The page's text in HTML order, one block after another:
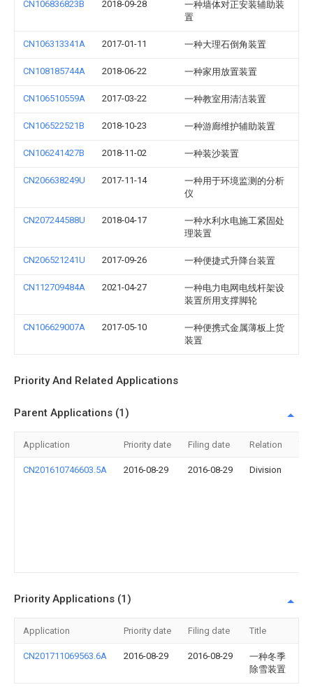
CN106836823B 2018-09-28
一种墙体对正安装辅助装
置
CN106313341A 2017-01-11 一种大理石倒角装置
CN108185744A 2018-06-22 一种家用放置装置
CN106510559A 2017-03-22 一种教室用清洁装置
CN106522521B 2018-10-23 一种游廊维护辅助装置
CN106241427B 2018-11-02 一种装沙装置
CN206638249U 2017-11-14
一种用于环境监测的分析
仪
CN207244588U 2018-04-17
一种水利水电施工紧固处
理装置
CN206521241U 2017-09-26 一种便捷式升降台装置
CN112709484A 2021-04-27
一种电力电网电线杆架设
装置所用支撑脚轮
CN106629007A 2017-05-10
一种便携式金属薄板上货
装置
Priority And Related Applications
Parent Applications (1)
Application Priority date Filing date Relation
CN201610746603.5A 2016-08-29 2016-08-29 Division
Priority Applications (1)
Application Priority date Filing date Title
CN201711069563.6A 2016-08-29 2016-08-29
一种冬季
除雪装置